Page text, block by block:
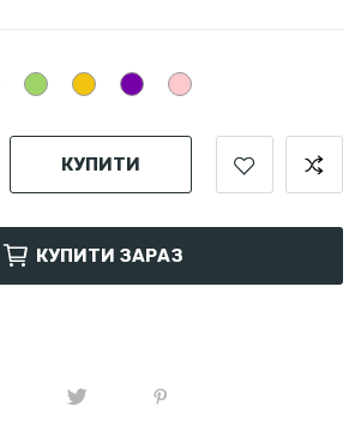
ЗеленийЖовтийФіолетовий
Рожевий
КУПИТИ
КУПИТИ ЗАРАЗ